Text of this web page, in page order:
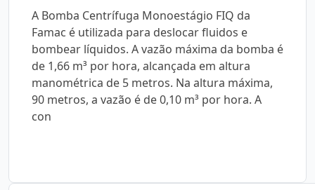
A Bomba Centrífuga Monoestágio FIQ da
Famac é utilizada para deslocar fluidos e
bombear líquidos. A vazão máxima da bomba é
de 1,66 m³ por hora, alcançada em altura
manométrica de 5 metros. Na altura máxima,
90 metros, a vazão é de 0,10 m³ por hora. A
con